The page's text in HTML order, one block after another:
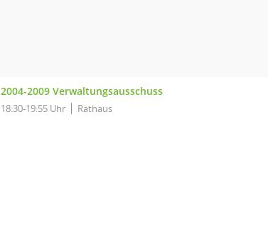
2004-2009 Verwaltungsausschuss
18:30-19:55 Uhr Rathaus